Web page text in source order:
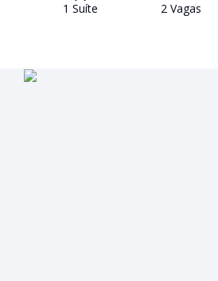
1 Suíte 2 Vagas